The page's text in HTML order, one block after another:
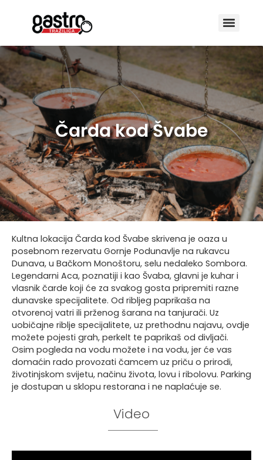
Čarda kod Švabe
Kultna lokacija Čarda kod Švabe skrivena je oaza u
posebnom rezervatu Gornje Podunavlje na rukavcu
Dunava, u Bačkom Monoštoru, selu nedaleko Sombora.
Legendarni Aca, poznatiji i kao Švaba, glavni je kuhar i
vlasnik čarde koji će za svakog gosta pripremiti razne
dunavske specijalitete. Od ribljeg paprikaša na
otvorenoj vatri ili prženog šarana na tanjurači. Uz
uobičajne riblje specijalitete, uz prethodnu najavu, ovdje
možete pojesti grah, perkelt te paprikaš od divljači.
Osim pogleda na vodu možete i na vodu, jer će vas
domaćin rado provozati čamcem uz priču o prirodi,
životinjskom svijetu, načinu života, lovu i ribolovu. Parking
je dostupan u sklopu restorana i ne naplaćuje se.
Video